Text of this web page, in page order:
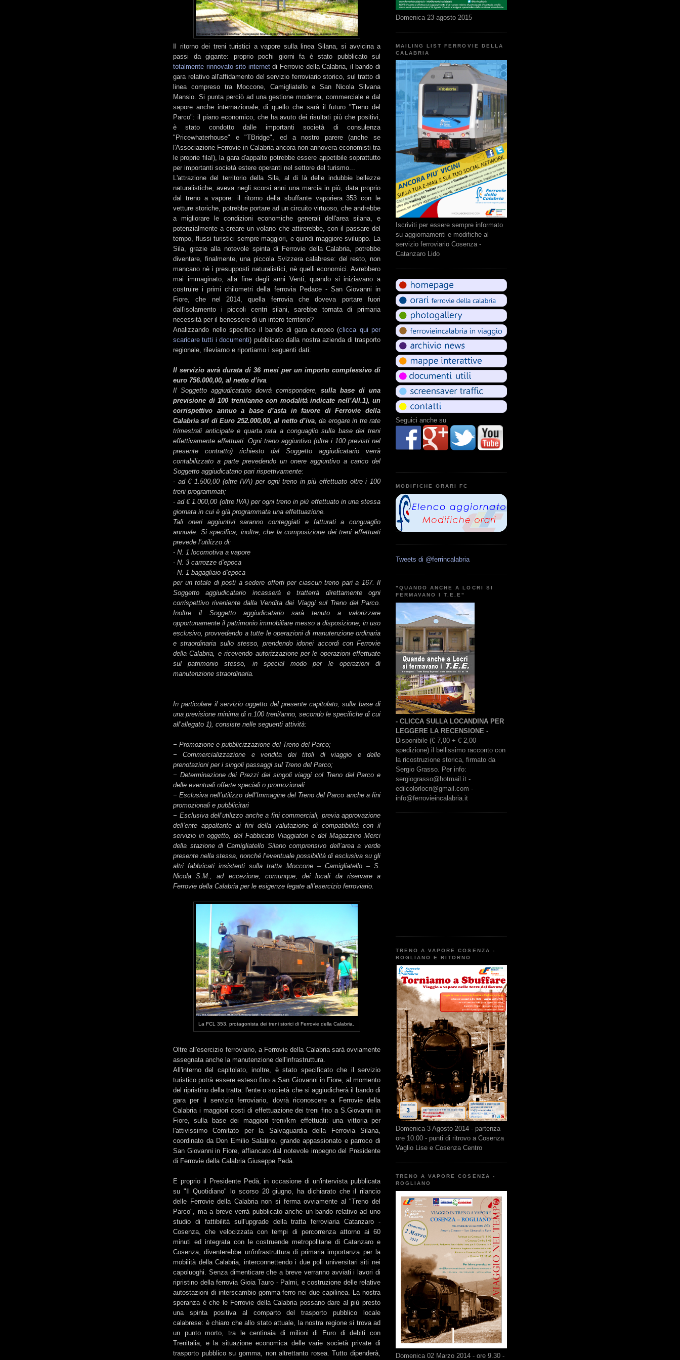
Il ritorno dei treni turistici a vapore sulla linea Silana, si avvicina a
passi da gigante: proprio pochi giorni fa è stato pubblicato sul
totalmente rinnovato sito internetdi Ferrovie della Calabria, il bando di
gara relativo all'affidamento del servizio ferroviario storico, sul tratto di
linea compreso tra Moccone, Camigliatello e San Nicola Silvana
Mansio. Si punta perciò ad una gestione moderna, commerciale e dal
sapore anche internazionale, di quello che sarà il futuro "Treno del
Parco": il piano economico, che ha avuto dei risultati più che positivi,
è stato condotto dalle importanti società di consulenza
"Pricewhaterhouse" e "TBridge", ed a nostro parere (anche se
l'Associazione Ferrovie in Calabria ancora non annovera economisti tra
le proprie fila!), la gara d'appalto potrebbe essere appetibile soprattutto
per importanti società estere operanti nel settore del turismo...
L'attrazione del territorio della Sila, al di là delle indubbie bellezze
naturalistiche, aveva negli scorsi anni una marcia in più, data proprio
dal treno a vapore: il ritorno della sbuffante vaporiera 353 con le
vetture storiche, potrebbe portare ad un circuito virtuoso, che andrebbe
a migliorare le condizioni economiche generali dell'area silana, e
potenzialmente a creare un volano che attirerebbe, con il passare del
tempo, flussi turistici sempre maggiori, e quindi maggiore sviluppo. La
Sila, grazie alla notevole spinta di Ferrovie della Calabria, potrebbe
diventare, finalmente, una piccola Svizzera calabrese: del resto, non
mancano nè i presupposti naturalistici, nè quelli economici. Avrebbero
mai immaginato, alla fine degli anni Venti, quando si iniziavano a
costruire i primi chilometri della ferrovia Pedace - San Giovanni in
Fiore, che nel 2014, quella ferrovia che doveva portare fuori
dall'isolamento i piccoli centri silani, sarebbe tornata di primaria
necessità per il benessere di un intero territorio?
Analizzando nello specifico il bando di gara europeo (clicca qui per
scaricare tutti i documenti) pubblicato dalla nostra azienda di trasporto
regionale, rileviamo e riportiamo i seguenti dati:
Il servizio avrà durata di 36 mesi per un importo complessivo di
euro 756.000,00, al netto d’iva
Il Soggetto aggiudicatario dovrà corrispondere,
sulla base di una
previsione di 100 treni/anno con modalità indicate nell’All.1), un
corrispettivo annuo a base d’asta in favore di Ferrovie della
Calabria srl di Euro 252.000,00, al netto d’iva, da erogare in tre rate
trimestrali anticipate e quarta rata a conguaglio sulla base dei treni
effettivamente effettuati. Ogni treno aggiuntivo (oltre i 100 previsti nel
presente contratto) richiesto dal Soggetto aggiudicatario verrà
contabilizzato a parte prevedendo un onere aggiuntivo a carico del
Soggetto aggiudicatario pari rispettivamente:
- ad € 1.500,00 (oltre IVA) per ogni treno in più effettuato oltre i 100
treni programmati;
- ad € 1.000,00 (oltre IVA) per ogni treno in più effettuato in una stessa
giornata in cui è già programmata una effettuazione.
Tali oneri aggiuntivi saranno conteggiati e fatturati a conguaglio
annuale. Si specifica, inoltre, che la composizione dei treni effettuati
prevede l’utilizzo di:
- N. 1 locomotiva a vapore
- N. 3 carrozze d’epoca
- N. 1 bagagliaio d’epoca
per un totale di posti a sedere offerti per ciascun treno pari a 167. Il
Soggetto aggiudicatario incasserà e tratterrà direttamente ogni
corrispettivo riveniente dalla Vendita dei Viaggi sul Treno del Parco.
Inoltre il Soggetto aggiudicatario sarà tenuto a valorizzare
opportunamente il patrimonio immobiliare messo a disposizione, in uso
esclusivo, provvedendo a tutte le operazioni di manutenzione ordinaria
e straordinaria sullo stesso, prendendo idonei accordi con Ferrovie
della Calabria, e ricevendo autorizzazione per le operazioni effettuate
sul patrimonio stesso, in special modo per le operazioni di
manutenzione straordinaria.
In particolare il servizio oggetto del presente capitolato, sulla base di
una previsione minima di n.100 treni/anno, secondo le specifiche di cui
all’allegato 1), consiste nelle seguenti attività:
− Promozione e pubblicizzazione del Treno del Parco;
− Commercializzazione e vendita dei titoli di viaggio e delle
prenotazioni per i singoli passaggi sul Treno del Parco;
− Determinazione dei Prezzi dei singoli viaggi col Treno del Parco e
delle eventuali offerte speciali o promozionali
− Esclusiva nell’utilizzo dell’Immagine del Treno del Parco anche a fini
promozionali e pubblicitari
− Esclusiva dell’utilizzo anche a fini commerciali, previa approvazione
dell’ente appaltante ai fini della valutazione di compatibilità con il
servizio in oggetto, del Fabbicato Viaggiatori e del Magazzino Merci
della stazione di Camigliatello Silano comprensivo dell’area a verde
presente nella stessa, nonché l’eventuale possibilità di esclusiva su gli
altri fabbricati insistenti sulla tratta Moccone – Camigliatello – S.
Nicola S.M., ad eccezione, comunque, dei locali da riservare a
Ferrovie della Calabria per le esigenze legate all’esercizio ferroviario.
La FCL 353, protagonista dei treni storici di Ferrovie della Calabria.
Oltre all'esercizio ferroviario, a Ferrovie della Calabria sarà ovviamente
assegnata anche la manutenzione dell'infrastruttura.
All'interno del capitolato, inoltre, è stato specificato che il servizio
turistico potrà essere esteso fino a San Giovanni in Fiore, al momento
del ripristino della tratta: l'ente o società che si aggiudicherà il bando di
gara per il servizio ferroviario, dovrà riconoscere a Ferrovie della
Calabria i maggiori costi di effettuazione dei treni fino a S.Giovanni in
Fiore, sulla base dei maggiori treni/km effettuati: una vittoria per
l'attivissimo Comitato per la Salvaguardia della Ferrovia Silana,
coordinato da Don Emilio Salatino, grande appassionato e parroco di
San Giovanni in Fiore, affiancato dal notevole impegno del Presidente
di Ferrovie della Calabria Giuseppe Pedà.
E proprio il Presidente Pedà, in occasione di un'intervista pubblicata
su "Il Quotidiano" lo scorso 20 giugno, ha dichiarato che il rilancio
delle Ferrovie della Calabria non si ferma ovviamente al "Treno del
Parco", ma a breve verrà pubblicato anche un bando relativo ad uno
studio di fattibilità sull'upgrade della tratta ferroviaria Catanzaro -
Cosenza, che velocizzata con tempi di percorrenza attorno ai 60
minuti ed integrata con le costruende metropolitane di Catanzaro e
Cosenza, diventerebbe un'infrastruttura di primaria importanza per la
mobilità della Calabria, interconnettendo i due poli universitari siti nei
capoluoghi. Senza dimenticare che a breve verranno avviati i lavori di
ripristino della ferrovia Gioia Tauro - Palmi, e costruzione delle relative
autostazioni di interscambio gomma-ferro nei due capilinea. La nostra
speranza è che le Ferrovie della Calabria possano dare al più presto
una spinta positiva al comparto del trasporto pubblico locale
calabrese: è chiaro che allo stato attuale, la nostra regione si trova ad
un punto morto, tra le centinaia di milioni di Euro di debiti con
Trenitalia, e la situazione economica delle varie società private di
trasporto pubblico su gomma, non altrettanto rosea. Tutto dipenderà,
Domenica 23 agosto 2015
MAILING LIST FERROVIE DELLA
CALABRIA
Iscriviti per essere sempre informato
su aggiornamenti e modifiche al
servizio ferroviario Cosenza -
Catanzaro Lido
Seguici anche su
MODIFICHE ORARI FC
Tweets di @ferrincalabria
"QUANDO ANCHE A LOCRI SI
FERMAVANO I T.E.E"
- CLICCA SULLA LOCANDINA PER
LEGGERE LA RECENSIONE -
Disponibile (€ 7,00 + € 2,00
spedizione) il bellissimo racconto con
la ricostruzione storica, firmato da
Sergio Grasso. Per info:
sergiograsso@hotmail.it -
edilcolorlocri@gmail.com -
info@ferrovieincalabria.it
TRENO A VAPORE COSENZA -
ROGLIANO E RITORNO
Domenica 3 Agosto 2014 - partenza
ore 10.00 - punti di ritrovo a Cosenza
Vaglio Lise e Cosenza Centro
TRENO A VAPORE COSENZA -
ROGLIANO
Domenica 02 Marzo 2014 - ore 9.30 -